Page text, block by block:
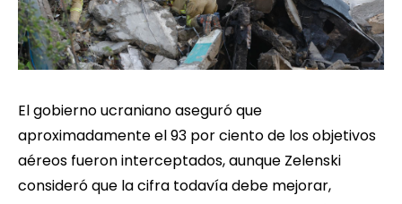
El gobierno ucraniano aseguró que
aproximadamente el 93 por ciento de los objetivos
aéreos fueron interceptados, aunque Zelenski
consideró que la cifra todavía debe mejorar,